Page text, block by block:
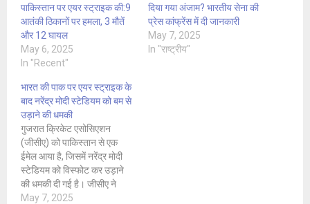
पाकिस्तान पर एयर स्ट्राइक की:9
आतंकी ठिकानों पर हमला, 3 मौतें
और 12 घायल
May 6, 2025
In "Recent"
दिया गया अंजाम? भारतीय सेना की
प्रेस कांफ्रेंस में दी जानकारी
May 7, 2025
In "राष्ट्रीय"
भारत की पाक पर एयर स्ट्राइक के
बाद नरेंद्र मोदी स्टेडियम को बम से
उड़ाने की धमकी
गुजरात क्रिकेट एसोसिएशन
(जीसीए) को पाकिस्तान से एक
ईमेल आया है, जिसमें नरेंद्र मोदी
स्टेडियम को विस्फोट कर उड़ाने
की धमकी दी गई है। जीसीए ने
अहमदाबाद पुलिस को इसकी सूचना
May 7, 2025